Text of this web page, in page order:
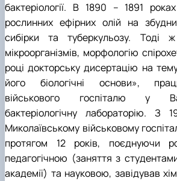
бактеріології. В 1890 – 1891
рослинних ефірних олій на
сибірки та туберкульозу. Тоді
мікроорганізмів, морфологію
році докторську дисертацію на
його біологічні основи»,
військового госпіталю у
бактеріологічну лабораторію.
Миколаївському військовому
протягом 12 років, поєднуючи
педагогічною (заняття з
академії) та науковою, завідував